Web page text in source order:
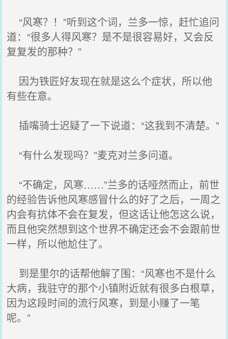
“风寒？！”听到这个词，兰多一惊，赶忙追问
道：“很多人得风寒？是不是很容易好，又会反
复复发的那种？”
因为铁匠好友现在就是这么个症状，所以他
有些在意。
插嘴骑士迟疑了一下说道：“这我到不清楚。”
“有什么发现吗？”麦克对兰多问道。
“不确定，风寒……”兰多的话哑然而止，前世
的经验告诉他风寒感冒什么的好了之后，一周之
内会有抗体不会在复发，但这话让他怎这么说，
而且他突然想到这个世界不确定还会不会跟前世
一样，所以他尬住了。
到是里尔的话帮他解了围：“风寒也不是什么
大病，我驻守的那个小镇附近就有很多白根草，
因为这段时间的流行风寒，到是小赚了一笔
呢。”